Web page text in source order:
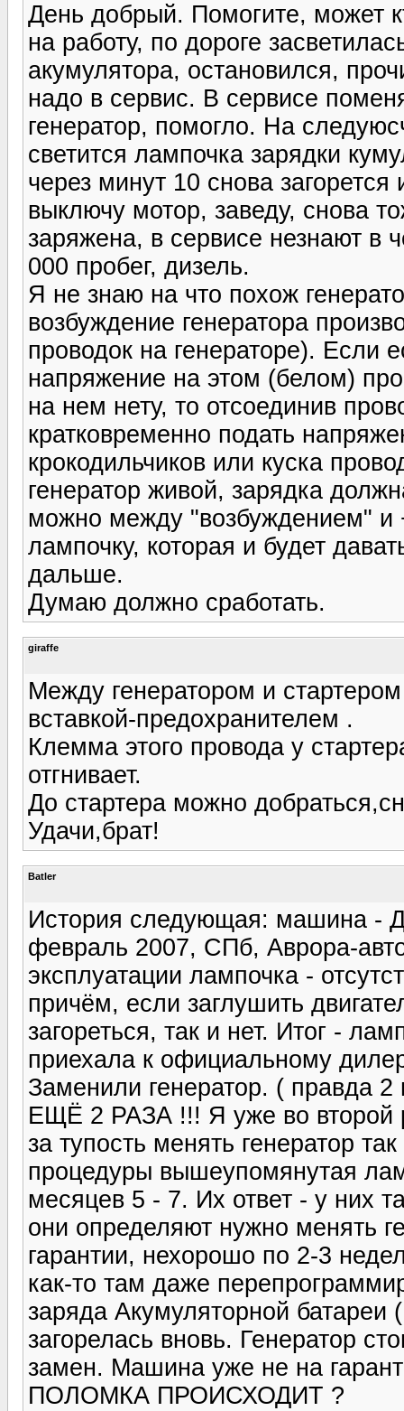
День добрый. Помогите, может
на работу, по дороге
акумулятора, остановился,
надо в сервис. В сервисе
генератор, помогло. На
светится лампочка зарядки
через минут 10 снова
выключу мотор, заведу, снова
заряжена, в сервисе незнают в
000 пробег, дизель.
Я не знаю на что похож
возбуждение генератора
проводок на генераторе). Если
напряжение на этом (белом)
на нем нету, то отсоединив
кратковременно подать
крокодильчиков или куска
генератор живой, зарядка
можно между "возбуждением"
лампочку, которая и будет
дальше.
Думаю должно сработать.
giraffe
Между генератором и
вставкой-предохранителем .
Клемма этого провода у
отгнивает.
До стартера можно
Удачи,брат!
Batler
История следующая: машина -
февраль 2007, СПб, Аврора-
эксплуатации лампочка -
причём, если заглушить
загореться, так и нет. Итог -
приехала к официальному
Заменили генератор. ( правда
ЕЩЁ 2 РАЗА !!! Я уже во второй
за тупость менять генератор
процедуры вышеупомянутая
месяцев 5 - 7. Их ответ - у них
они определяют нужно менять
гарантии, нехорошо по 2-3
как-то там даже
заряда Акумуляторной батареи
загорелась вновь. Генератор
замен. Машина уже не на
ПОЛОМКА ПРОИСХОДИТ ?